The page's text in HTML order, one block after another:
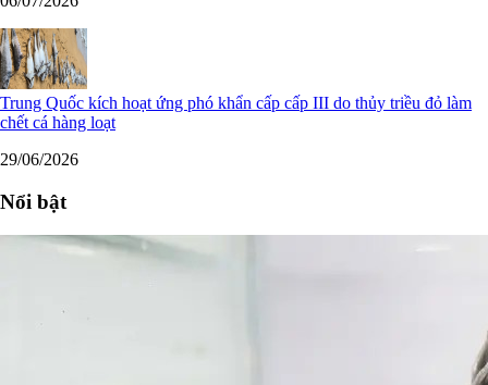
Trung Quốc kích hoạt ứng phó khẩn cấp cấp III do thủy triều đỏ làm
chết cá hàng loạt
29/06/2026
Nổi bật